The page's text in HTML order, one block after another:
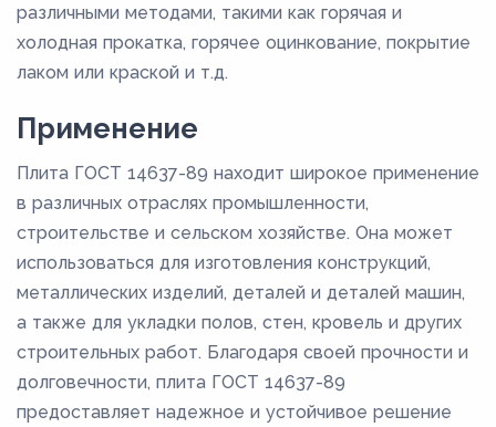
различными методами, такими как горячая и
холодная прокатка, горячее оцинкование, покрытие
лаком или краской и т.д.
Применение
Плита ГОСТ 14637-89 находит широкое применение
в различных отраслях промышленности,
строительстве и сельском хозяйстве. Она может
использоваться для изготовления конструкций,
металлических изделий, деталей и деталей машин,
а также для укладки полов, стен, кровель и других
строительных работ. Благодаря своей прочности и
долговечности, плита ГОСТ 14637-89
предоставляет надежное и устойчивое решение